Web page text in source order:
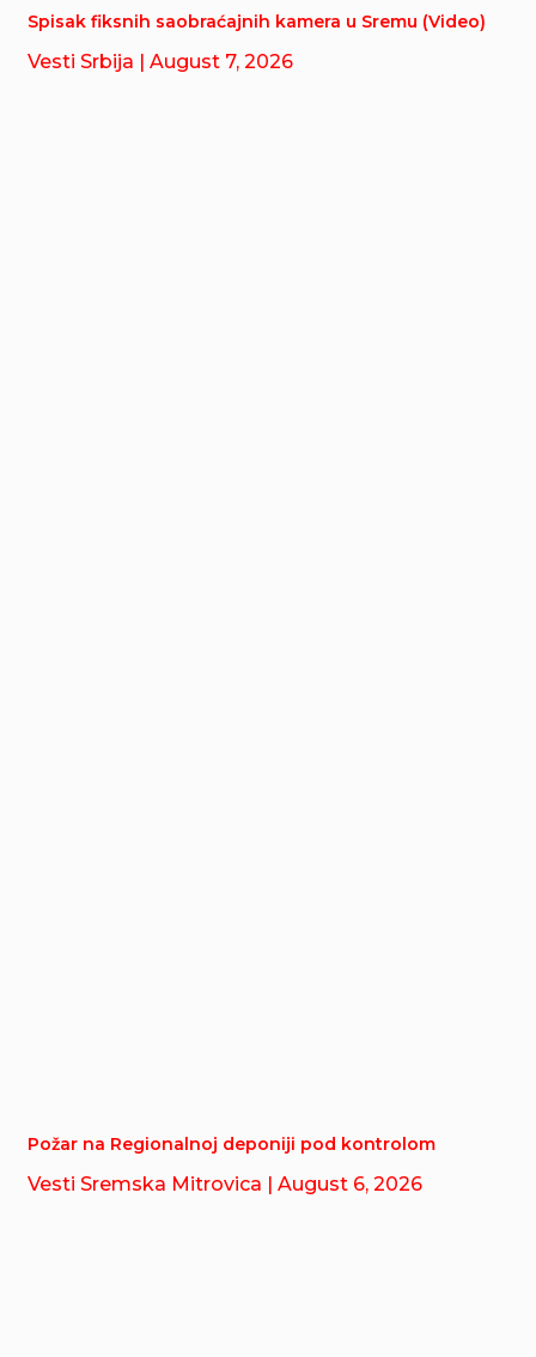
Spisak fiksnih saobraćajnih kamera u Sremu (Video)
Vesti Srbija | August 7, 2026
Požar na Regionalnoj deponiji pod kontrolom
Vesti Sremska Mitrovica | August 6, 2026